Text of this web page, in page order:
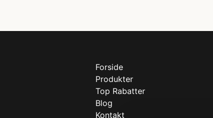
Forside
Produkter
Top Rabatter
Blog
Kontakt